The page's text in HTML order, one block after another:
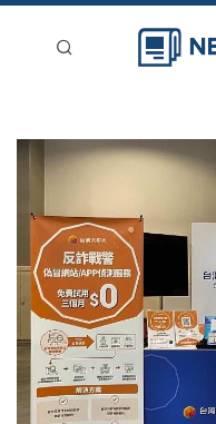
新聞稿分類
刊登